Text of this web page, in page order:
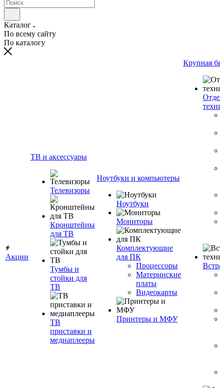
Каталог
По всему сайту
По каталогу
Акции
ТВ и аксессуары
Телевизоры
Кронштейны
для ТВ
Тумбы и
стойки для
ТВ
ТВ
приставки и
медиаплееры
Ноутбуки и компьютеры
Ноутбуки
Мониторы
Комплектующие
для ПК
Процессоры
Материнские
платы
Видеокарты
Принтеры и МФУ
Крупная